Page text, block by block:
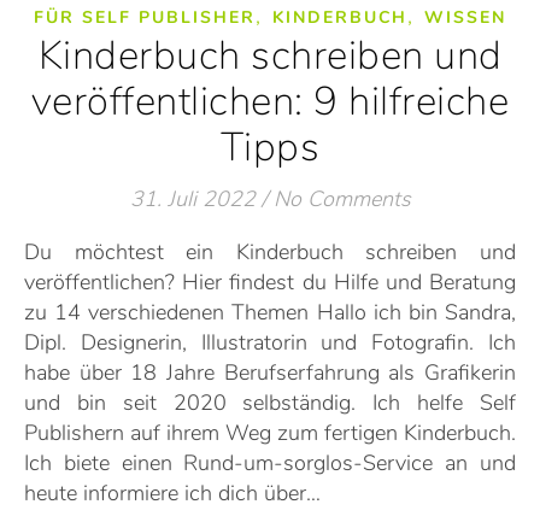
FÜR SELF PUBLISHER , KINDERBUCH , WISSEN
Kinderbuch schreiben und
veröffentlichen: 9 hilfreiche
Tipps
31. Juli 2022 / No Comments
Du möchtest ein Kinderbuch schreiben und
veröffentlichen? Hier findest du Hilfe und Beratung
zu 14 verschiedenen Themen Hallo ich bin Sandra,
Dipl. Designerin, Illustratorin und Fotografin. Ich
habe über 18 Jahre Berufserfahrung als Grafikerin
und bin seit 2020 selbständig. Ich helfe Self
Publishern auf ihrem Weg zum fertigen Kinderbuch.
Ich biete einen Rund-um-sorglos-Service an und
heute informiere ich dich über…